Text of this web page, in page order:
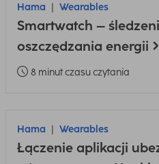
Hama Wearables
Smartwatch –
oszczędzania energii
8 minut czasu czytania
Hama Wearables
Łączenie aplikacji